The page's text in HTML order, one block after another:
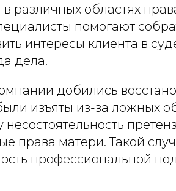
различных областях
помогают
интересы клиента в
дела.
добились
изъяты из-за ложных
несостоятельность
права матери. Такой
профессиональной